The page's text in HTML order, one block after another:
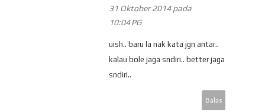
31 Oktober 2014 pada
10:04 PG
uish.. baru la nak kata jgn antar..
kalau bole jaga sndiri.. better jaga
sndiri..
Balas